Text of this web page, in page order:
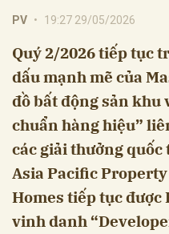
PV • 19:27 29/05/2026
Quý 2/2026 tiếp tục
dấu mạnh mẽ của
đồ bất động sản khu
chuẩn hàng hiệu”
các giải thưởng quốc
Asia Pacific
Homes tiếp tục được
vinh danh